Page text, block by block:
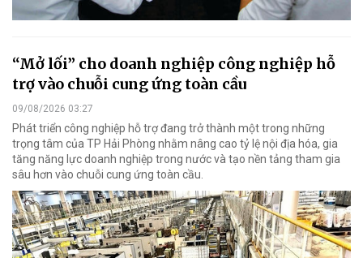
“Mở lối” cho doanh nghiệp công nghiệp hỗ
trợ vào chuỗi cung ứng toàn cầu
09/08/2026 03:27
Phát triển công nghiệp hỗ trợ đang trở thành một trong những
trọng tâm của TP Hải Phòng nhằm nâng cao tỷ lệ nội địa hóa, gia
tăng năng lực doanh nghiệp trong nước và tạo nền tảng tham gia
sâu hơn vào chuỗi cung ứng toàn cầu.